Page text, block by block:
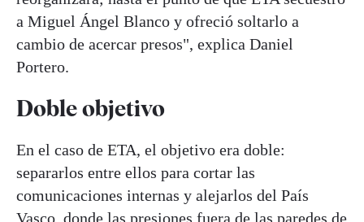
a Miguel Ángel Blanco y ofreció soltarlo a
cambio de acercar presos", explica Daniel
Portero.
Doble objetivo
En el caso de ETA, el objetivo era doble:
separarlos entre ellos para cortar las
comunicaciones internas y alejarlos del País
Vasco, donde las presiones fuera de las paredes de